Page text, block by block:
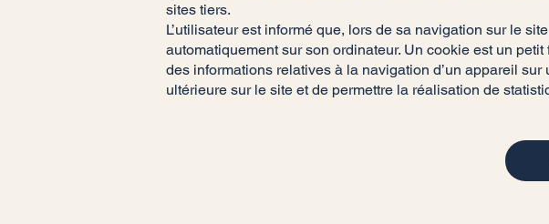
sites tiers.
L’utilisateur est informé que, lors de sa navigation sur le site
automatiquement sur son ordinateur. Un cookie est un
des informations relatives à la navigation d’un appareil
ultérieure sur le site et de permettre la réalisation de